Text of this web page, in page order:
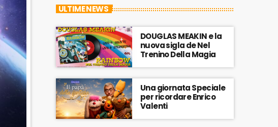
ULTIME NEWS
DOUGLAS MEAKIN e la
nuova sigla de Nel
Trenino Della Magia
Una giornata Speciale
per ricordare Enrico
Valenti